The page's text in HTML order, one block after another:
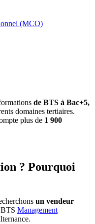
(MCO)
de BTS à Bac+5,
domaines tertiaires.
plus de 1 900
? Pourquoi
un vendeur
BTS Management